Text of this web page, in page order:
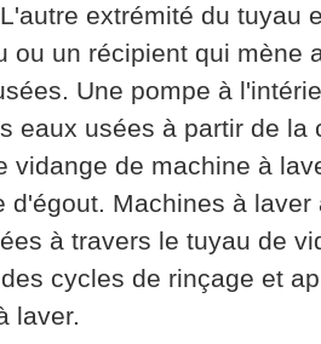
extrémité du tuyau
ou un récipient qui mène
Une pompe à
eaux usées à partir de la
vidange de machine à
d'égout. Machines à
à travers le tuyau de
cycles de rinçage et
laver.